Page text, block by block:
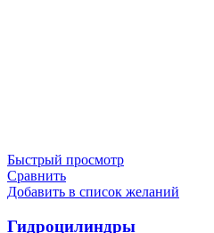
Быстрый просмотр
Сравнить
Добавить в список желаний
Гидроцилиндры